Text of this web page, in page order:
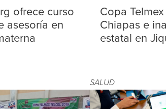
ofrece curso
asesoría en
Copa
Chiapas e
estatal en
SALUD